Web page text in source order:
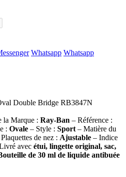
Whatsapp Whatsapp
Double Bridge RB3847N
la Marque : Ray-Ban – Référence :
: Ovale – Style : Sport – Matière du
de nez : Ajustable – Indice
avec étui, lingette original, sac,
de 30 ml de liquide antibuée